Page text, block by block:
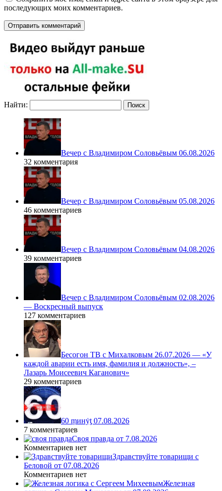
последующих моих комментариев.
Найти:
Вечер с Владимиром Соловьёвым 06.08.2026
32 комментария
Вечер с Владимиром Соловьёвым 05.08.2026
46 комментариев
Вечер с Владимиром Соловьёвым 04.08.2026
39 комментариев
Вечер с Владимиром Соловьёвым 02.08.2026
— Воскресный выпуск
127 комментариев
Бесогон ТВ с Михалковым 26.07.2026 — «У
каждой аварии есть имя, фамилия и должность», –
Лазарь Моисеевич Каганович»
29 комментариев
60 ṃинẏƫ 07.08.2026
7 комментариев
Своя правда от 7.08.2026
Комментариев нет
Здравствуйте товарищи с
Беловой от 07.08.2026
Комментариев нет
Железная